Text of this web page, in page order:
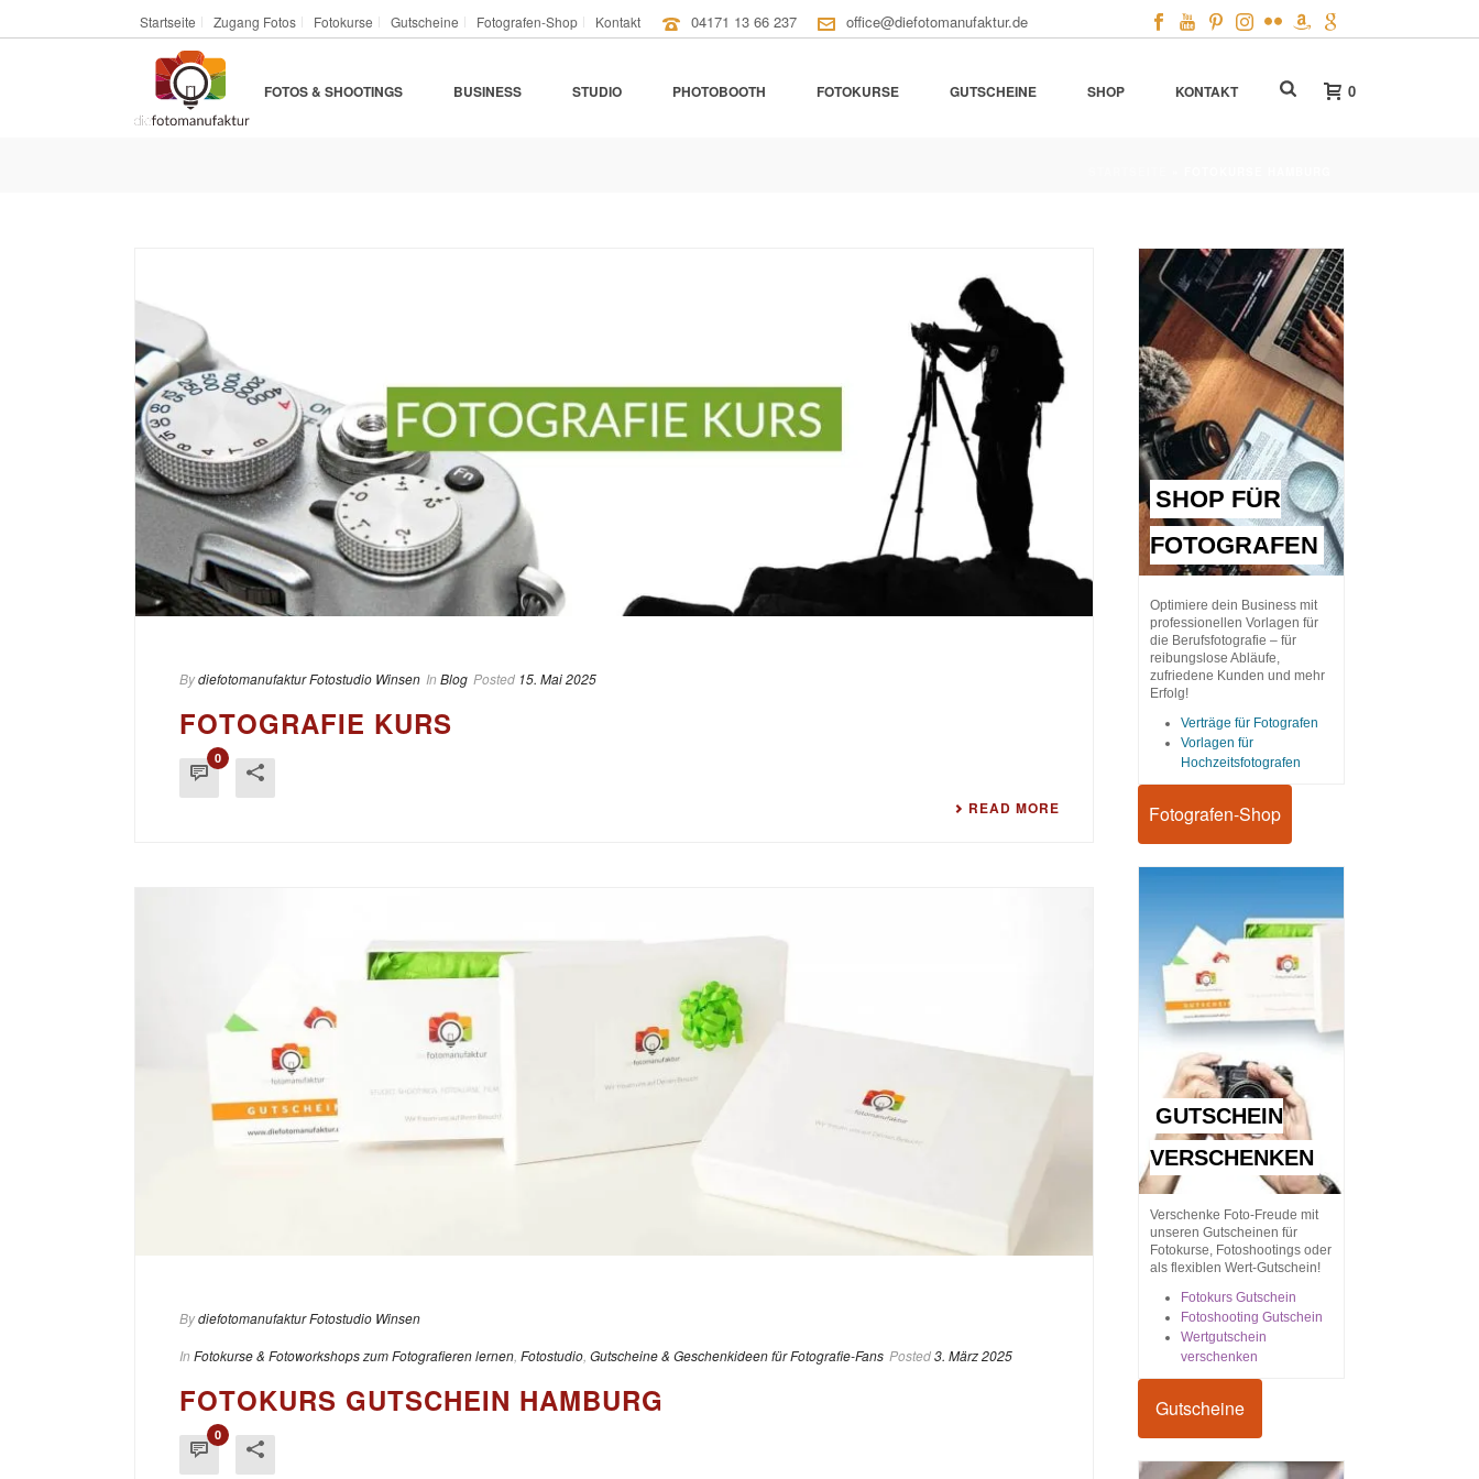
Startseite Zugang Fotos Fotokurse Gutscheine Fotografen-Shop Kontakt 04171 13 66 237 office@diefotomanufaktur.de
FOTOS & SHOOTINGS BUSINESS STUDIO PHOTOBOOTH FOTOKURSE GUTSCHEINE SHOP KONTAKT 0
Bydiefotomanufaktur Fotostudio Winsen In Blog Posted 15. Mai 2025
FOTOGRAFIE KURS
0
READ MORE
Bydiefotomanufaktur Fotostudio Winsen
In Fotokurse & Fotoworkshops zum Fotografieren lernen Fotostudio Gutscheine & Geschenkideen für Fotografie-Fans Posted3. März 2025
FOTOKURS GUTSCHEIN HAMBURG
0
SHOP FÜR
FOTOGRAFEN
Optimiere dein Business mit
professionellen Vorlagen für
die Berufsfotografie – für
reibungslose Abläufe,
zufriedene Kunden und mehr
Erfolg!
Verträge für Fotografen
Vorlagen für
Hochzeitsfotografen
Fotografen-Shop
GUTSCHEIN
VERSCHENKEN
Verschenke Foto-Freude mit
unseren Gutscheinen für
Fotokurse, Fotoshootings oder
als flexiblen Wert-Gutschein!
Fotokurs Gutschein
Fotoshooting Gutschein
Wertgutschein
verschenken
Gutscheine